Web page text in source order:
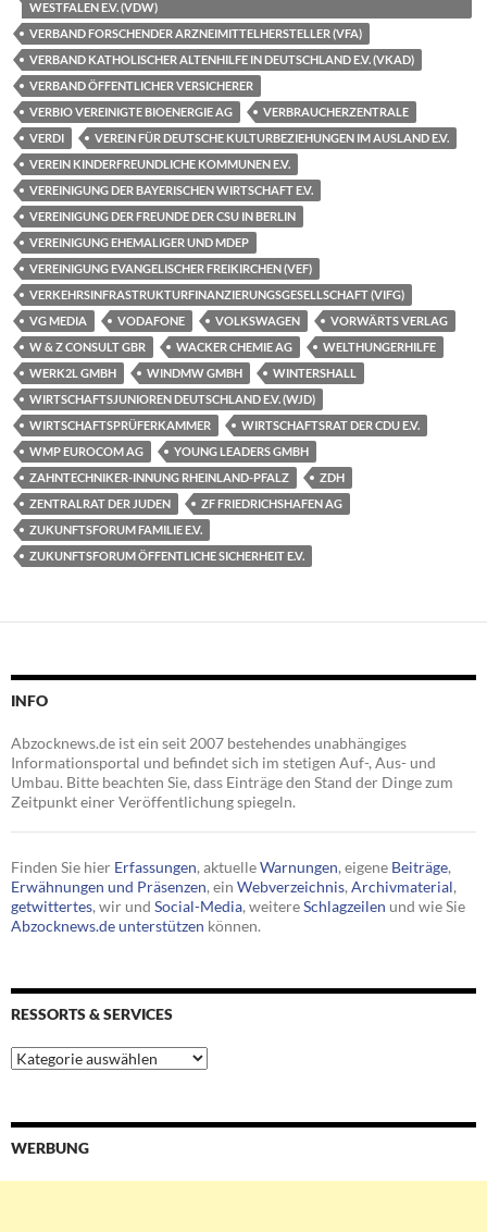
WESTFALEN E.V. (VDW)
VERBAND FORSCHENDER ARZNEIMITTELHERSTELLER (VFA)
VERBAND KATHOLISCHER ALTENHILFE IN DEUTSCHLAND E.V. (VKAD)
VERBAND ÖFFENTLICHER VERSICHERER
VERBIO VEREINIGTE BIOENERGIE AG
VERBRAUCHERZENTRALE
VERDI
VEREIN FÜR DEUTSCHE KULTURBEZIEHUNGEN IM AUSLAND E.V.
VEREIN KINDERFREUNDLICHE KOMMUNEN E.V.
VEREINIGUNG DER BAYERISCHEN WIRTSCHAFT E.V.
VEREINIGUNG DER FREUNDE DER CSU IN BERLIN
VEREINIGUNG EHEMALIGER UND MDEP
VEREINIGUNG EVANGELISCHER FREIKIRCHEN (VEF)
VERKEHRSINFRASTRUKTURFINANZIERUNGSGESELLSCHAFT (VIFG)
VG MEDIA
VODAFONE VOLKSWAGEN
VORWÄRTS VERLAG
W & Z CONSULT GBR
WACKER CHEMIE AG
WELTHUNGERHILFE
WERK2L GMBH
WINDMW GMBH
WINTERSHALL
WIRTSCHAFTSJUNIOREN DEUTSCHLAND E.V. (WJD)
WIRTSCHAFTSPRÜFERKAMMER
WIRTSCHAFTSRAT DER CDU E.V.
WMP EUROCOM AG
YOUNG LEADERS GMBH
ZAHNTECHNIKER-INNUNG RHEINLAND-PFALZ
ZDH
ZENTRALRAT DER JUDEN
ZF FRIEDRICHSHAFEN AG
ZUKUNFTSFORUM FAMILIE E.V.
ZUKUNFTSFORUM ÖFFENTLICHE SICHERHEIT E.V.
INFO
Abzocknews.de ist ein seit 2007 bestehendes unabhängiges
Informationsportal und befindet sich im stetigen Auf-, Aus- und
Umbau. Bitte beachten Sie, dass Einträge den Stand der Dinge zum
Zeitpunkt einer Veröffentlichung spiegeln.
Finden Sie hier Erfassungen, aktuelleWarnungen, eigene Beiträge,
Erwähnungen und Präsenzen, ein Webverzeichnis, Archivmaterial,
getwittertes, wir und Social-Media, weitereSchlagzeilen und wie Sie
Abzocknews.de unterstützen können.
RESSORTS & SERVICES
Ressorts
&
WERBUNG